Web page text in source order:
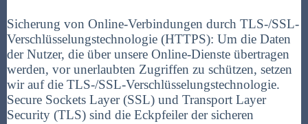
Sicherung von Online-Verbindungen durch TLS-/SSL-
Verschlüsselungstechnologie (HTTPS): Um die Daten
der Nutzer, die über unsere Online-Dienste übertragen
werden, vor unerlaubten Zugriffen zu schützen, setzen
wir auf die TLS-/SSL-Verschlüsselungstechnologie.
Secure Sockets Layer (SSL) und Transport Layer
Security (TLS) sind die Eckpfeiler der sicheren